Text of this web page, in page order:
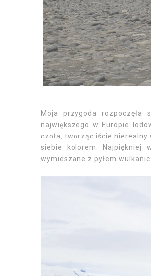
Moja przygoda rozpoczęła
największego w Europie
czoła, tworząc iście
siebie kolorem. Najpiękniej
wymieszane z pyłem